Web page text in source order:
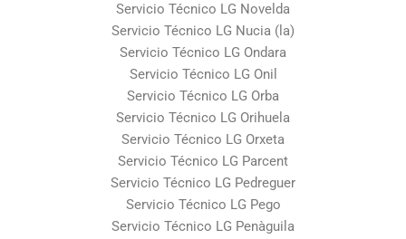
Servicio Técnico LG Novelda
Servicio Técnico LG Nucia (la)
Servicio Técnico LG Ondara
Servicio Técnico LG Onil
Servicio Técnico LG Orba
Servicio Técnico LG Orihuela
Servicio Técnico LG Orxeta
Servicio Técnico LG Parcent
Servicio Técnico LG Pedreguer
Servicio Técnico LG Pego
Servicio Técnico LG Penàguila